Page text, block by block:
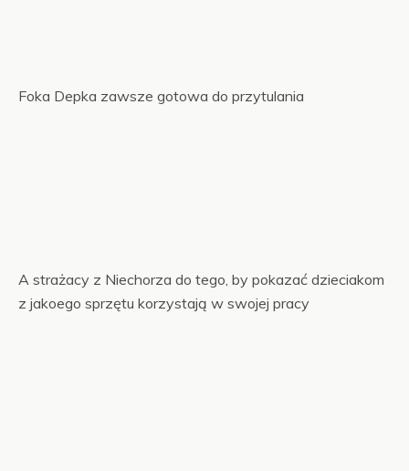
Foka Depka zawsze gotowa do przytulania
A strażacy z Niechorza do tego, by pokazać dzieciakom
z jakoego sprzętu korzystają w swojej pracy